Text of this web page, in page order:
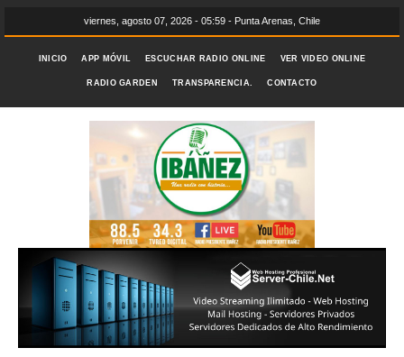
viernes, agosto 07, 2026 - 05:59 - Punta Arenas, Chile
INICIO APP MÓVIL ESCUCHAR RADIO ONLINE VER VIDEO ONLINE
RADIO GARDEN TRANSPARENCIA. CONTACTO